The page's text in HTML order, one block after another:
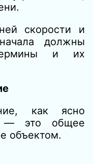
скорости и
должны
и их
как ясно
— это общее
объектом.